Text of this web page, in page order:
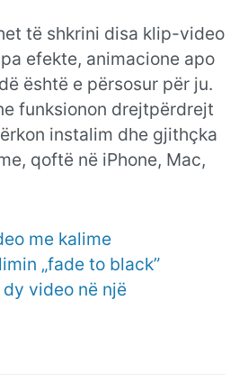
të shkrini disa klip-video
efekte, animacione apo
është e përsosur për ju.
funksionon drejtpërdrejt
instalim dhe gjithçka
qoftë në iPhone, Mac,
me kalime
„fade to black”
video në një